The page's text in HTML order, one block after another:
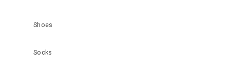
Shoes
Socks